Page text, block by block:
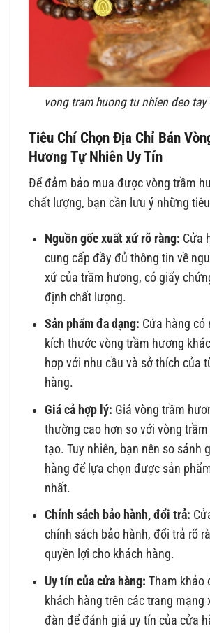
vong tram huong tu nhien deo tay
Tiêu Chí Chọn Địa Chỉ Bán
Hương Tự Nhiên Uy Tín
Để đảm bảo mua được vòng trầm
chất lượng, bạn cần lưu ý những
Nguồn gốc xuất xứ rõ ràng: Cửa
cung cấp đầy đủ thông tin về
xứ của trầm hương, có giấy
định chất lượng.
Sản phẩm đa dạng: Cửa hàng có
kích thước vòng trầm hương
hợp với nhu cầu và sở thích của
hàng.
Giá cả hợp lý: Giá vòng trầm
thường cao hơn so với vòng
tạo. Tuy nhiên, bạn nên so sánh
hàng để lựa chọn được sản
nhất.
Chính sách bảo hành, đổi trả:
chính sách bảo hành, đổi trả rõ
quyền lợi cho khách hàng.
Uy tín của cửa hàng: Tham khảo
khách hàng trên các trang mạng
đàn để đánh giá uy tín của cửa